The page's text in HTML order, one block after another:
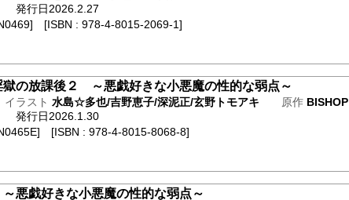
発行日2026.2.27
[ISBN : 978-4-8015-2069-1]
獄の放課後２ ～悪戯好きな小悪魔の性的な弱点～
イラスト 水島☆多也/吉野恵子/深泥正/玄野トモアキ 原作 BISHOP
発行日2026.1.30
[ISBN : 978-4-8015-8068-8]
悪戯好きな小悪魔の性的な弱点～